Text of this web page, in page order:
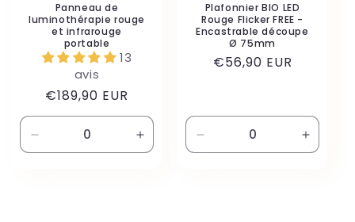
Panneau de
luminothérapie rouge
et infrarouge
portable
13
avis
Prix
habituel
€189,90 EUR
la
Augmenter
la
Plafonnier BIO LED
Rouge Flicker FREE -
Encastrable découpe
Ø 75mm
Prix
€56,90 EUR
la
la